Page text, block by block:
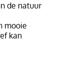
de natuur
mooie
kan